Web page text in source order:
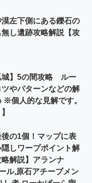
漠左下側にある鑠石の
無し遺跡攻略解説【攻
城】5の間攻略 ルー
ツやパターンなどの解
※個人的な見解です。
後の1個！マップに表
しワープポイント解
解説】アランナ
ル,原石アチーブメン